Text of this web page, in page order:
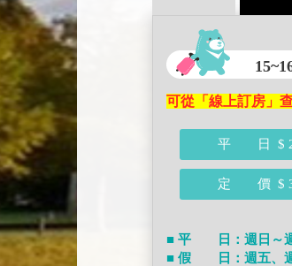
可從「線上訂房」
平 日 $
定 價 $
■ 平 日：週日～
■ 假 日：週五、週